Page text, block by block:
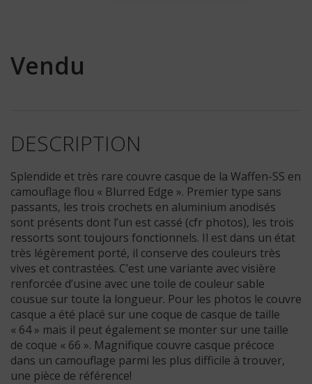
Vendu
DESCRIPTION
Splendide et très rare couvre casque de la Waffen-SS en
camouflage flou « Blurred Edge ». Premier type sans
passants, les trois crochets en aluminium anodisés
sont présents dont l’un est cassé (cfr photos), les trois
ressorts sont toujours fonctionnels. Il est dans un état
très légèrement porté, il conserve des couleurs très
vives et contrastées. C’est une variante avec visière
renforcée d’usine avec une toile de couleur sable
cousue sur toute la longueur. Pour les photos le couvre
casque a été placé sur une coque de casque de taille
« 64 » mais il peut également se monter sur une taille
de coque « 66 ». Magnifique couvre casque précoce
dans un camouflage parmi les plus difficile à trouver,
une pièce de référence!